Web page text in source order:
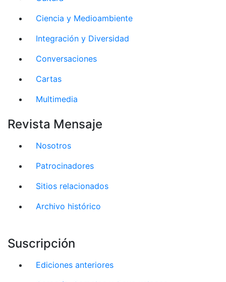
Ciencia y Medioambiente
Integración y Diversidad
Conversaciones
Cartas
Multimedia
Revista Mensaje
Nosotros
Patrocinadores
Sitios relacionados
Archivo histórico
Suscripción
Ediciones anteriores